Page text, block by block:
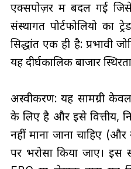
एक्सपोज़र में बदल गई
संस्थागत पोर्टफोलियो का
सिद्धांत एक ही है: प्रभावी
यह दीर्घकालिक बाजार
अस्वीकरण: यह सामग्री केवल
के लिए है और इसे वित्तीय,
नहीं माना जाना चाहिए (और
पर भरोसा किया जाए। इस